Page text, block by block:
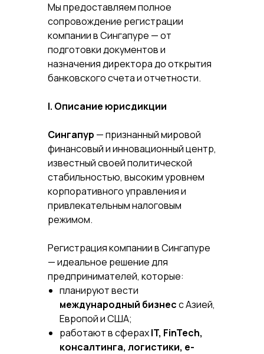
Мы предоставляем полное
сопровождение регистрации
компании в Сингапуре — от
подготовки документов и
назначения директора до открытия
банковского счета и отчетности.
I. Описание юрисдикции
Сингапур — признанный мировой
финансовый и инновационный центр,
известный своей политической
стабильностью, высоким уровнем
корпоративного управления и
привлекательным налоговым
режимом.
Регистрация компании в Сингапуре
— идеальное решение для
предпринимателей, которые:
планируют вести
международный бизнесс Азией,
Европой и США;
работают в сферахIT, FinTech,
консалтинга, логистики, e-